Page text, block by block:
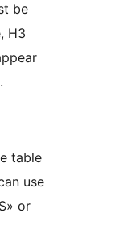
be
H3
table
use
or